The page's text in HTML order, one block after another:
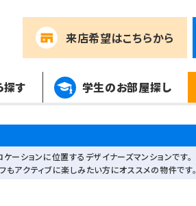
来店希望はこちらから
探す 学生のお部屋探し
ーションに位置するデザイナーズマンションです。
もアクティブに楽しみたい方にオススメの物件です。